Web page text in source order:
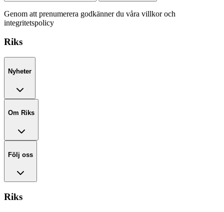
Genom att prenumerera godkänner du våra villkor och
integritetspolicy
Riks
Nyheter
Om Riks
Följ oss
Riks